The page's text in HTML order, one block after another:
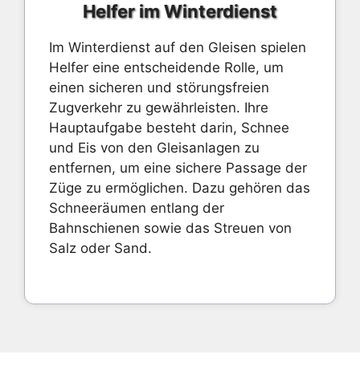
Helfer im Winterdienst
Im Winterdienst auf den Gleisen spielen
Helfer eine entscheidende Rolle, um
einen sicheren und störungsfreien
Zugverkehr zu gewährleisten. Ihre
Hauptaufgabe besteht darin, Schnee
und Eis von den Gleisanlagen zu
entfernen, um eine sichere Passage der
Züge zu ermöglichen. Dazu gehören das
Schneeräumen entlang der
Bahnschienen sowie das Streuen von
Salz oder Sand.